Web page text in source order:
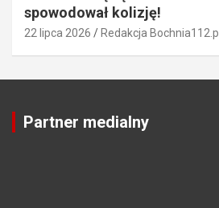
spowodował kolizję!
22 lipca 2026 Redakcja Bochnia112.pl
Partner medialny